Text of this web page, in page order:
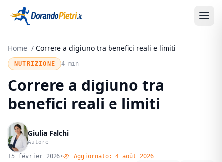
Home / Correre a digiuno tra benefici reali e limiti
NUTRIZIONE 4 min
Correre a digiuno tra
benefici reali e limiti
Giulia Falchi
Autore
15 février 2026• Aggiornato: 4 août 2026